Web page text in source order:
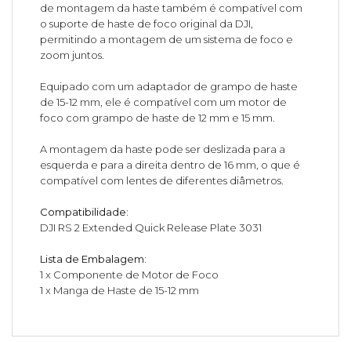
de montagem da haste também é compatível com
o suporte de haste de foco original da DJI,
permitindo a montagem de um sistema de foco e
zoom juntos.
Equipado com um adaptador de grampo de haste
de 15-12 mm, ele é compatível com um motor de
foco com grampo de haste de 12 mm e 15 mm.
A montagem da haste pode ser deslizada para a
esquerda e para a direita dentro de 16 mm, o que é
compatível com lentes de diferentes diâmetros.
Compatibilidade:
DJI RS 2 Extended Quick Release Plate 3031
Lista de Embalagem:
1 x Componente de Motor de Foco
1 x Manga de Haste de 15-12 mm